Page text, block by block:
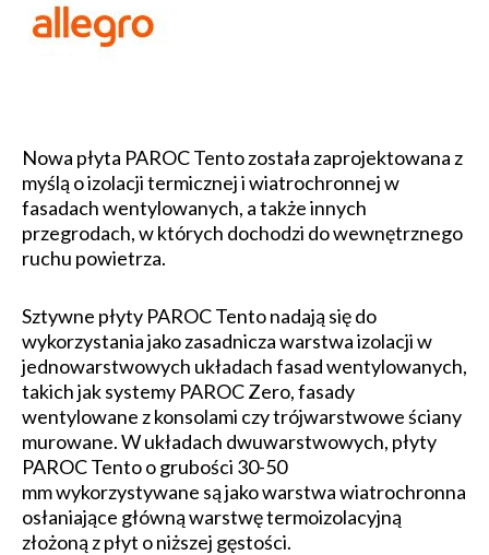
Nowa płyta PAROC Tento została zaprojektowana z
myślą o izolacji termicznej i wiatrochronnej w
fasadach wentylowanych, a także innych
przegrodach, w których dochodzi do wewnętrznego
ruchu powietrza.
Sztywne płyty PAROC Tento nadają się do
wykorzystania jako zasadnicza warstwa izolacji w
jednowarstwowych układach fasad wentylowanych,
takich jak systemy PAROC Zero, fasady
wentylowane z konsolami czy trójwarstwowe ściany
murowane. W układach dwuwarstwowych, płyty
PAROC Tento o grubości 30-50
mm wykorzystywane są jako warstwa wiatrochronna
osłaniające główną warstwę termoizolacyjną
złożoną z płyt o niższej gęstości.